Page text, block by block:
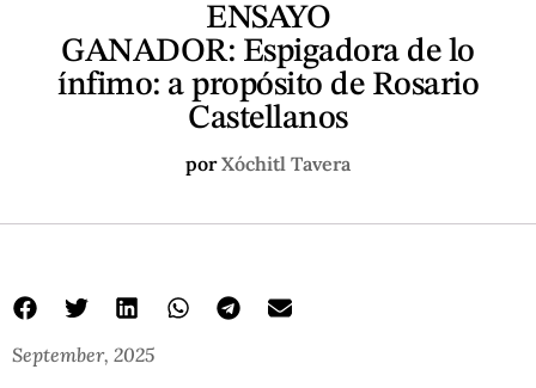
ENSAYO
GANADOR: Espigadora de lo
ínfimo: a propósito de Rosario
Castellanos
porXóchitl Tavera
September, 2025